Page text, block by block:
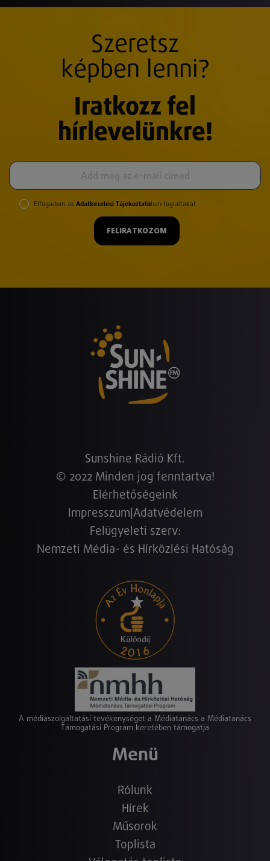
Szeretsz
képben lenni?
Iratkozz fel
hírlevelünkre!
Elfogadom az Adatkezelési Tájékoztatóban foglaltakat.
FELIRATKOZOM
Sunshine Rádió Kft.
© 2022 Minden jog fenntartva!
Elérhetőségeink
Impresszum Adatvédelem
Felügyeleti szerv:
Nemzeti Média- és Hírközlési Hatóság
A médiaszolgáltatási tevékenységet a Médiatanács a Médiatanács
Támogatási Program keretében támogatja
Menü
Rólunk
Hírek
Műsorok
Toplista